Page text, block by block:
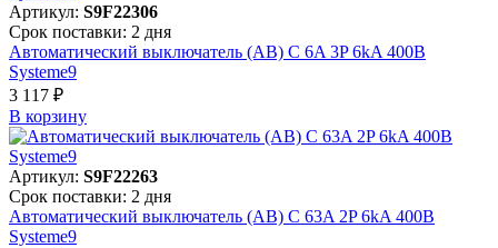
Артикул: S9F22306
Срок поставки: 2 дня
Автоматический выключатель (АВ) C 6A 3P 6kA 400В
Systeme9
3 117 ₽
В корзинy
Артикул: S9F22263
Срок поставки: 2 дня
Автоматический выключатель (АВ) C 63A 2P 6kA 400В
Systeme9